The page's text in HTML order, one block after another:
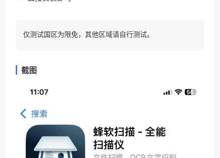
仅测试国区为限免，其他区域请自行测试。
截图